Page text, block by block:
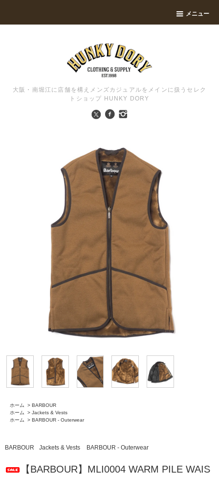
メニュー
大阪・南堀江に店舗を構えメンズカジュアルをメインに扱うセレク
トショップ HUNKY DORY
ホーム > BARBOUR
ホーム
> Jackets & Vests
ホーム
> BARBOUR - Outerwear
BARBOUR Jackets & Vests BARBOUR - Outerwear
【BARBOUR】MLI0004 WARM PILE WAIS